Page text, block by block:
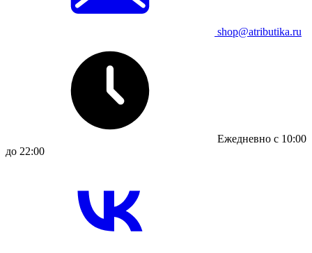
shop@atributika.ru
Ежедневно с 10:00
до 22:00